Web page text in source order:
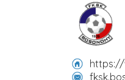
https://